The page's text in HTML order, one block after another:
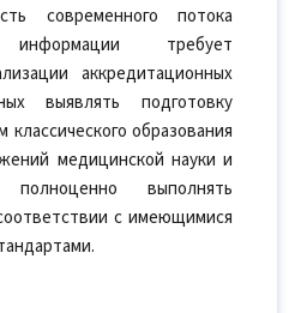
современного потока
информации требует
аккредитационных
выявлять подготовку
образования
медицинской науки и
полноценно выполнять
с имеющимися